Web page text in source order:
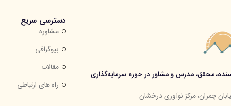
محقق، مدرس و مشاور در حوزه سرمایه‌گذاری
چمران، مرکز نوآوری درخشان
دسترسی سریع
مشاوره
بیوگرافی
مقالات
راه های ارتباطی